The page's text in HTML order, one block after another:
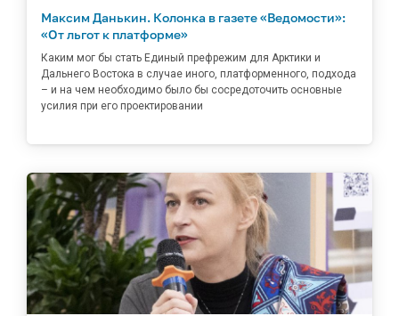
Максим Данькин. Колонка в газете «Ведомости»:
«От льгот к платформе»
Каким мог бы стать Единый префрежим для Арктики и
Дальнего Востока в случае иного, платформенного, подхода
– и на чем необходимо было бы сосредоточить основные
усилия при его проектировании